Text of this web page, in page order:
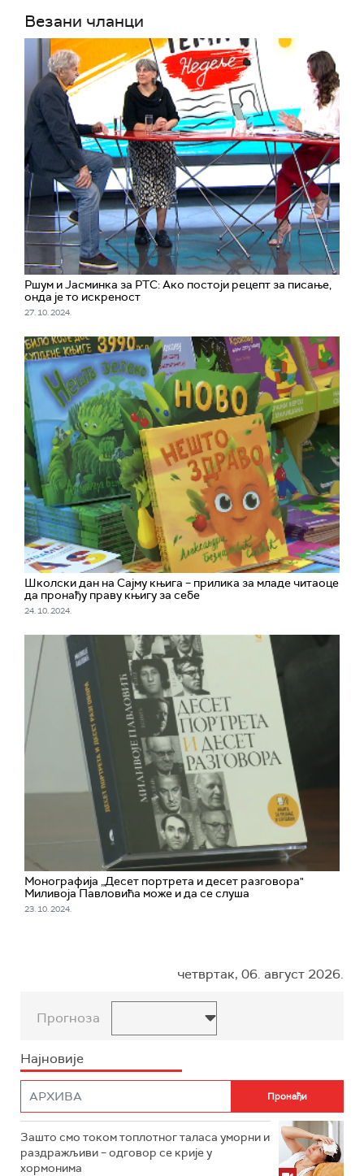
Везани чланци
Ршум и Јасминка за РТС: Ако постоји рецепт за писање,
онда је то искреност
27. 10. 2024.
Школски дан на Сајму књига – прилика за младе читаоце
да пронађу праву књигу за себе
24. 10. 2024.
Монографија „Десет портрета и десет разговора"
Миливоја Павловића може и да се слуша
23. 10. 2024.
четвртак, 06. август 2026.
Прогноза
Најновије
Зашто смо током топлотног таласа уморни и
раздражљиви – одговор се крије у
хормонима